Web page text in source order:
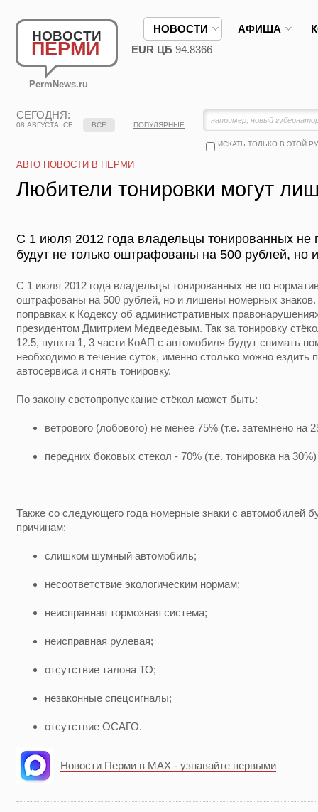
НОВОСТИ
ПЕРМИ
PermNews.ru
НОВОСТИ АФИША
EUR ЦБ 94.8366
СЕГОДНЯ:
08 АВГУСТА, СБ
ИСКАТЬ ТОЛЬКО В ЭТОЙ
ВСЕ ПОПУЛЯРНЫЕ
АВТО НОВОСТИ В ПЕРМИ
Любители тонировки могут
С 1 июля 2012 года владельцы тонированных не
будут не только оштрафованы на 500 рублей,
С 1 июля 2012 года владельцы тонированных не по
оштрафованы на 500 рублей, но и лишены номерных
поправках к Кодексу об административных
президентом Дмитрием Медведевым. Так за тонировку
12.5, пункта 1, 3 части КоАП с автомобиля будут снимать
необходимо в течение суток, именно столько можно ездить
автосервиса и снять тонировку.
По закону светопропускание стёкол может быть:
ветрового (лобового) не менее 75% (т.е. затемнено на
передних боковых стекол - 70% (т.е. тонировка на 30%)
Также со следующего года номерные знаки с автомобилей
причинам:
слишком шумный автомобиль;
несоответствие экологическим нормам;
неисправная тормозная система;
неисправная рулевая;
отсутствие талона ТО;
незаконные спецсигналы;
отсутствие ОСАГО.
Новости Перми в MAX - узнавайте первыми